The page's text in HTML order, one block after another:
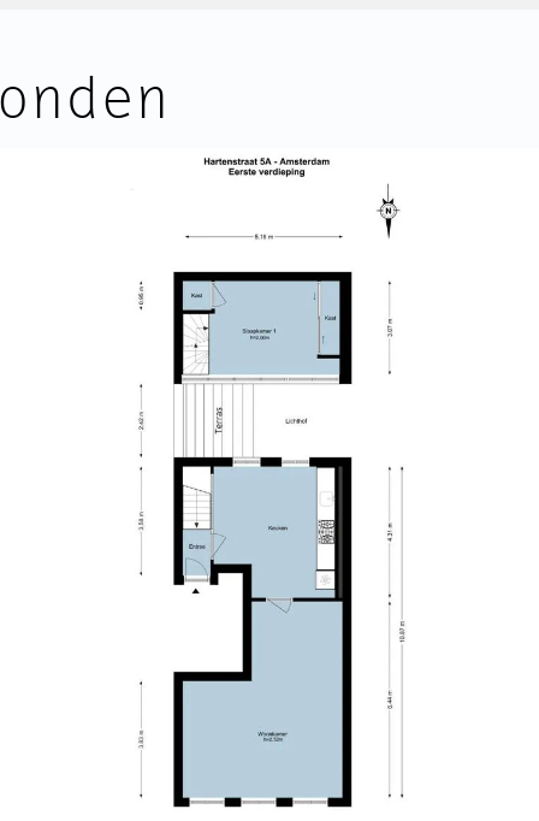
adressen voor koffie, lunch
deur, maar een levendige en
restaurants, winkels en
biertje, naar Bouillon voor
en Centraal Station op
trappenhuis bereik
en aangrenzende
opgezet en voorzien van
dit echt een fijne
Daarnaast ligt de woning op
indicatie niet verhoogd,
De VvE bestaat uit drie leden
De VvE is actief en bouwt de
BIJZONDERHEDEN
• Sfeervol appartement van
• Gelegen op de eerste
tweede en kapverdieping van
• Rijksmonument op een
• Gelegen op eigen grond;
• Funderingsrisico-indicatie niet
• Energielabel C;
• Speelse indeling met veel
• Twee beschutte terresjes van
• De afgelopen jaren is voor
• Cv-combiketel wordt